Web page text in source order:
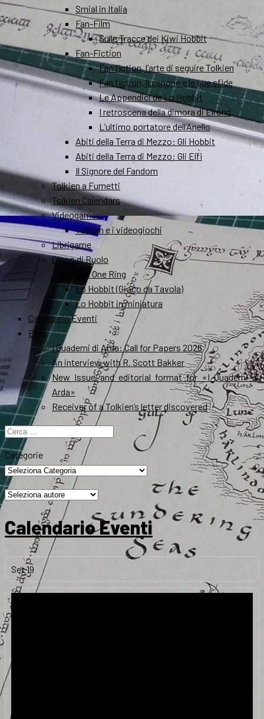
Smial in Italia
Fan-Film
Sulle Tracce dei Kiwi Hobbit
Fan-Fiction
Fan fiction, l’arte di seguire Tolkien
Fan fiction, il canone e le sue sfide
Le Appendici de Lo Hobbit
I retroscena della dimora di Elrond
L’ultimo portatore dell’Anello
Abiti della Terra di Mezzo: Gli Hobbit
Abiti della Terra di Mezzo: Gli Elfi
Il Signore del Fandom
Tolkien a Fumetti
Tolkien Calendars
Videogames
Tolkien e i videogiochi
Librigame
Gioco di Ruolo
The One Ring
Lo Hobbit (Gioco da Tavola)
Lo Hobbit in miniatura
Calendario Eventi
ENG
I Quaderni di Arda: Call for Papers 2026
An interview with R. Scott Bakker
New Issue and editorial format for «I Quaderni di
Arda»
Receiver of a Tolkien’s letter discovered
Ricerca
per:
Categorie
Calendario Eventi
Set19